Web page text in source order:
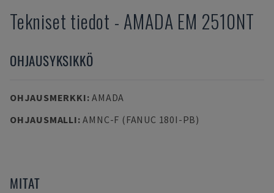
Tekniset tiedot - AMADA EM 2510NT
OHJAUSYKSIKKÖ
OHJAUSMERKKI:AMADA
OHJAUSMALLI:AMNC-F (FANUC 180I-PB)
MITAT